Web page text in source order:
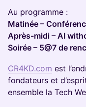
Au programme :
Matinée –
Après-midi – AI
Soirée – 5@7 de
CR4KD.com est
fondateurs et
ensemble la Tech